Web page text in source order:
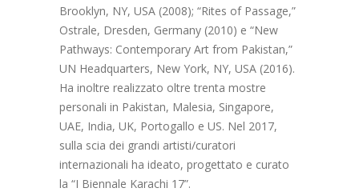
Brooklyn, NY, USA (2008); “Rites of Passage,”
Ostrale, Dresden, Germany (2010) e “New
Pathways: Contemporary Art from Pakistan,”
UN Headquarters, New York, NY, USA (2016).
Ha inoltre realizzato oltre trenta mostre
personali in Pakistan, Malesia, Singapore,
UAE, India, UK, Portogallo e US. Nel 2017,
sulla scia dei grandi artisti/curatori
internazionali ha ideato, progettato e curato
la “I Biennale Karachi 17”.